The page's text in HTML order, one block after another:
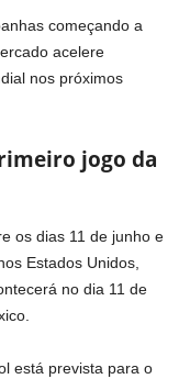
começando a
acelere
nos próximos
jogo da
os dias 11 de junho e
Estados Unidos,
no dia 11 de
está prevista para o